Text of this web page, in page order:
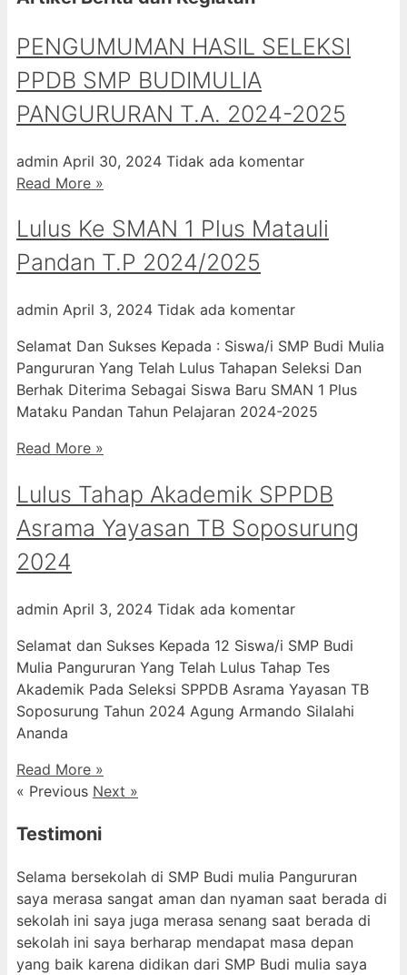
PENGUMUMAN HASIL SELEKSI
PPDB SMP BUDIMULIA
PANGURURAN T.A. 2024-2025
admin April 30, 2024 Tidak ada komentar
Read More »
Lulus Ke SMAN 1 Plus Matauli
Pandan T.P 2024/2025
admin April 3, 2024 Tidak ada komentar
Selamat Dan Sukses Kepada : Siswa/i SMP Budi Mulia
Pangururan Yang Telah Lulus Tahapan Seleksi Dan
Berhak Diterima Sebagai Siswa Baru SMAN 1 Plus
Mataku Pandan Tahun Pelajaran 2024-2025
Read More »
Lulus Tahap Akademik SPPDB
Asrama Yayasan TB Soposurung
2024
admin April 3, 2024 Tidak ada komentar
Selamat dan Sukses Kepada 12 Siswa/i SMP Budi
Mulia Pangururan Yang Telah Lulus Tahap Tes
Akademik Pada Seleksi SPPDB Asrama Yayasan TB
Soposurung Tahun 2024 Agung Armando Silalahi
⁠Ananda
Read More »
« Previous Next »
Testimoni
Selama bersekolah di SMP Budi mulia Pangururan
saya merasa sangat aman dan nyaman saat berada di
sekolah ini saya juga merasa senang saat berada di
sekolah ini saya berharap mendapat masa depan
yang baik karena didikan dari SMP Budi mulia saya